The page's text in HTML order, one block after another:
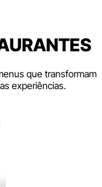
que transformam
experiências.